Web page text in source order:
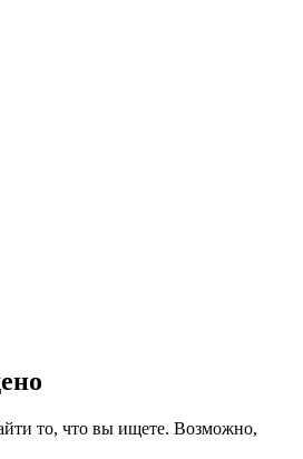
то, что вы ищете. Возможно,